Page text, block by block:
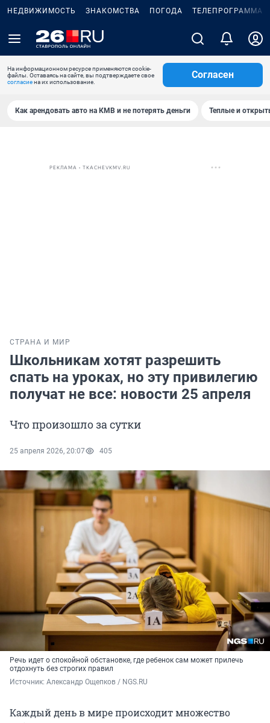
НЕДВИЖИМОСТЬ ЗНАКОМСТВА ПОГОДА ТЕЛЕПРОГРАММА
На информационном ресурсе применяются cookie-
файлы. Оставаясь на сайте, вы подтверждаете свое
согласиена их использование.
Согласен
Как арендовать авто на КМВ и не потерять деньги Теплые и
РЕКЛАМА • TKACHEVKMV.RU
СТРАНА И МИР
Школьникам хотят разрешить
спать на уроках, но эту привилегию
получат не все: новости 25 апреля
Что произошло за сутки
25 апреля 2026, 20:07 405
Речь идет о спокойной обстановке, где ребенок сам может прилечь
отдохнуть без строгих правил
Источник: Александр Ощепков / NGS.RU
Каждый день в мире происходит множество